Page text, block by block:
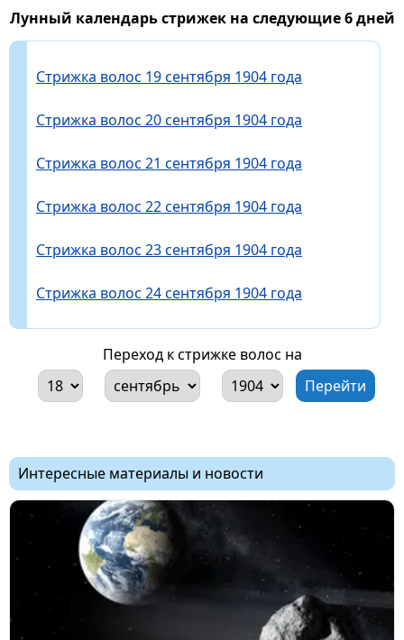
Лунный календарь стрижек на следующие 6 дней
Стрижка волос 19 сентября 1904 года
Стрижка волос 20 сентября 1904 года
Стрижка волос 21 сентября 1904 года
Стрижка волос 22 сентября 1904 года
Стрижка волос 23 сентября 1904 года
Стрижка волос 24 сентября 1904 года
Переход к стрижке волос на
Интересные материалы и новости